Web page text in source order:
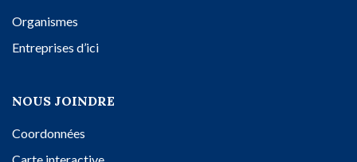
Organismes
Entreprises d’ici
NOUS JOINDRE
Coordonnées